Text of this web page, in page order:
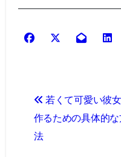
稿
ナ
若くて可愛い彼
作るための具体的
法